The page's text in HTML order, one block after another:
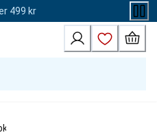
499 kr
Dog Lamb & Blueberry M/L 12 kg